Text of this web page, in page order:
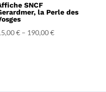
SNCF
la Perle des
€ – 190,00€